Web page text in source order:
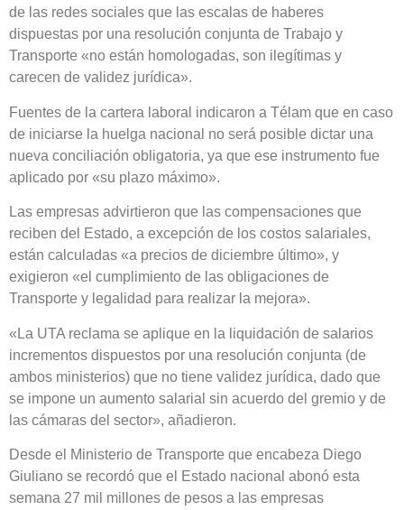
de las redes sociales que las escalas de haberes
dispuestas por una resolución conjunta de Trabajo y
Transporte «no están homologadas, son ilegítimas y
carecen de validez jurídica».
Fuentes de la cartera laboral indicaron a Télam que en caso
de iniciarse la huelga nacional no será posible dictar una
nueva conciliación obligatoria, ya que ese instrumento fue
aplicado por «su plazo máximo».
Las empresas advirtieron que las compensaciones que
reciben del Estado, a excepción de los costos salariales,
están calculadas «a precios de diciembre último», y
exigieron «el cumplimiento de las obligaciones de
Transporte y legalidad para realizar la mejora».
«La UTA reclama se aplique en la liquidación de salarios
incrementos dispuestos por una resolución conjunta (de
ambos ministerios) que no tiene validez jurídica, dado que
se impone un aumento salarial sin acuerdo del gremio y de
las cámaras del sector», añadieron.
Desde el Ministerio de Transporte que encabeza Diego
Giuliano se recordó que el Estado nacional abonó esta
semana 27 mil millones de pesos a las empresas